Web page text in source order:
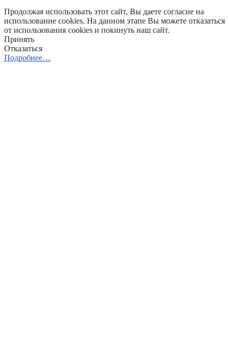
Продолжая использовать этот сайт, Вы даете согласие на
использование cookies. На данном этапе Вы можете отказаться
от использования cookies и покинуть наш сайт.
Принять
Отказаться
Подробнее…